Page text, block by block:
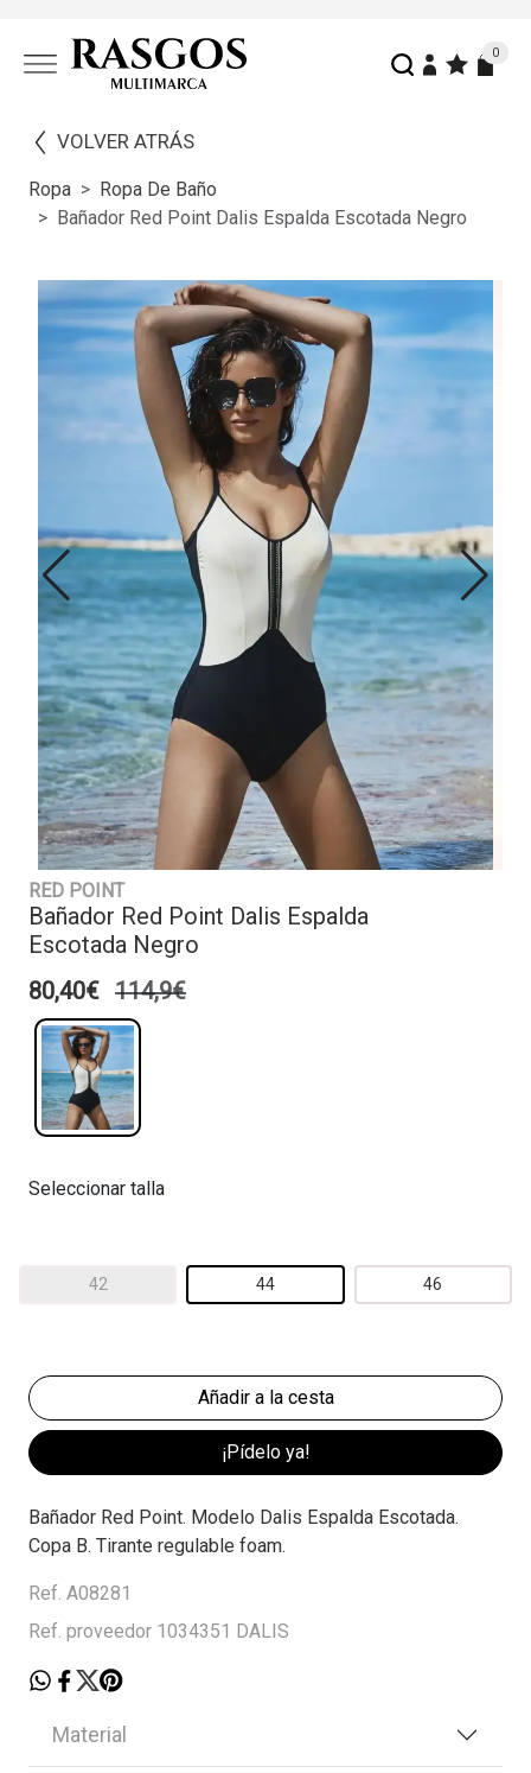
0
VOLVER ATRÁS
Ropa
Ropa De Baño
Bañador Red Point Dalis Espalda Escotada Negro
RED POINT
Bañador Red Point Dalis Espalda
Escotada Negro
80,40€ 114,9€
Seleccionar talla
42 44 46
¡Pídelo ya!
Bañador Red Point. Modelo Dalis Espalda Escotada.
Copa B. Tirante regulable foam.
Ref. A08281
Ref. proveedor 1034351 DALIS
Material